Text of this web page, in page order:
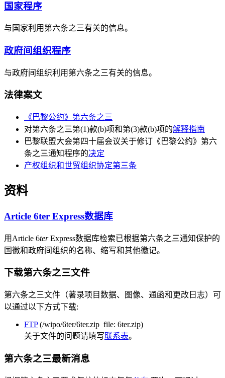
国家程序
与国家利用第六条之三有关的信息。
政府间组织程序
与政府间组织利用第六条之三有关的信息。
法律案文
《巴黎公约》第六条之三
对第六条之三第(1)款(b)项和第(3)款(b)项的解释指南
巴黎联盟大会第四十届会议关于修订《巴黎公约》第六
条之三通知程序的决定
产权组织和世贸组织协定第三条
资料
Article 6ter Express数据库
用Article 6terExpress数据库检索已根据第六条之三通知保护的
国徽和政府间组织的名称、缩写和其他徽记。
下载第六条之三文件
第六条之三文件（著录项目数据、图像、通函和更改日志）可
以通过以下方式下载:
FTP(/wipo/6ter/6ter.zip file: 6ter.zip)
关于文件的问题请填写联系表。
第六条之三最新消息